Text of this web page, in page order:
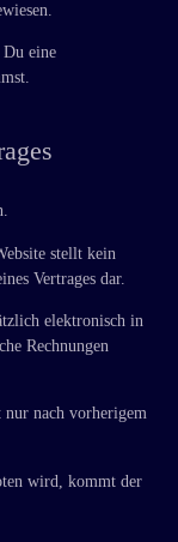
eine
stellt kein
Vertrages dar.
elektronisch in
Rechnungen
nach vorherigem
wird, kommt der